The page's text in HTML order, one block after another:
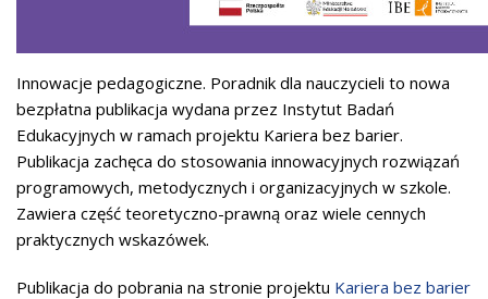
Innowacje pedagogiczne. Poradnik dla nauczycieli to nowa
bezpłatna publikacja wydana przez Instytut Badań
Edukacyjnych w ramach projektu Kariera bez barier.
Publikacja zachęca do stosowania innowacyjnych rozwiązań
programowych, metodycznych i organizacyjnych w szkole.
Zawiera część teoretyczno-prawną oraz wiele cennych
praktycznych wskazówek.
Publikacja do pobrania na stronie projektu Kariera bez barier